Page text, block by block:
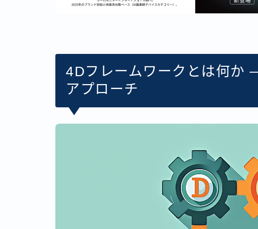
4Dフレームワークとは何か
アプローチ